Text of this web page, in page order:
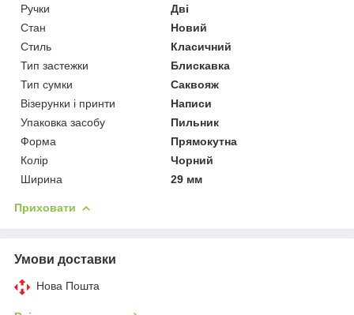
Ручки
Дві
Стан
Новий
Стиль
Класичний
Тип застежки
Блискавка
Тип сумки
Саквояж
Візерунки і принти
Написи
Упаковка засобу
Пильник
Форма
Прямокутна
Колір
Чорний
Ширина
29 мм
Приховати
Умови доставки
Нова Пошта